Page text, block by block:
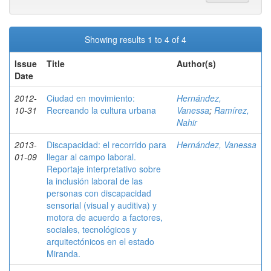
Showing results 1 to 4 of 4
Issue
Date
Title Author(s)
2012-
10-31
Ciudad en movimiento:
Recreando la cultura urbana
Hernández,
Vanessa; Ramírez,
Nahir
2013-
01-09
Discapacidad: el recorrido para
llegar al campo laboral.
Reportaje interpretativo sobre
la inclusión laboral de las
personas con discapacidad
sensorial (visual y auditiva) y
motora de acuerdo a factores,
sociales, tecnológicos y
arquitectónicos en el estado
Miranda.
Hernández, Vanessa